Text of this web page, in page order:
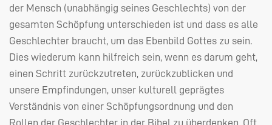
der Mensch (unabhängig seines Geschlechts) von der
gesamten Schöpfung unterschieden ist und dass es alle
Geschlechter braucht, um das Ebenbild Gottes zu sein.
Dies wiederum kann hilfreich sein, wenn es darum geht,
einen Schritt zurückzutreten, zurückzublicken und
unsere Empfindungen, unser kulturell geprägtes
Verständnis von einer Schöpfungsordnung und den
Rollen der Geschlechter in der Bibel zu überdenken. Oft